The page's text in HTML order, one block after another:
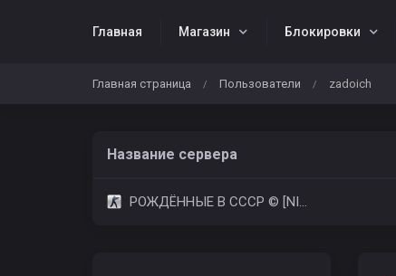
Главная Магазин Блокировки
Главная страница / Пользователи / zadoich
Название сервера
РОЖДЁННЫЕ В СССР © [NIGHT FREE VIP]